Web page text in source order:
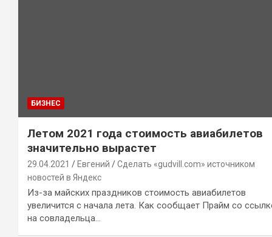
БИЗНЕС
Летом 2021 года стоимость авиабилетов
значительно вырастет
29.04.2021 Евгений
Сделать «gudvill.com» источником
новостей в Яндекс
Из-за майских праздников стоимость авиабилетов
увеличится с начала лета. Как сообщает Прайм со
на совладельца…